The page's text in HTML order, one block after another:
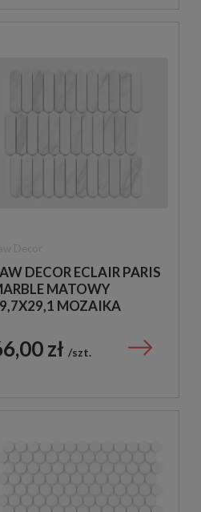
DECOR ECLAIR PARIS
MATOWY
MOZAIKA
zł szt.